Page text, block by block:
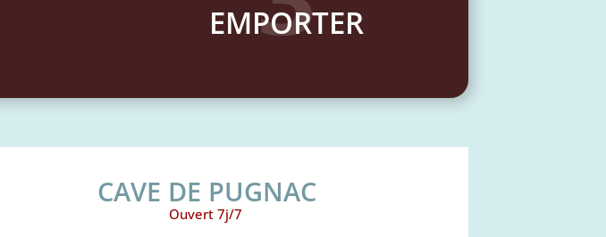
EMPORTER
CAVE DE PUGNAC
Ouvert 7j/7